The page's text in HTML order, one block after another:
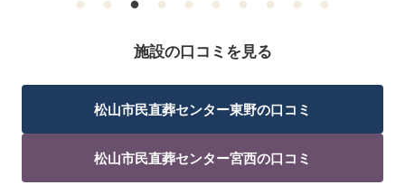
施設の口コミを見る
松山市民直葬センター東野の口コミ
松山市民直葬センター宮西の口コミ